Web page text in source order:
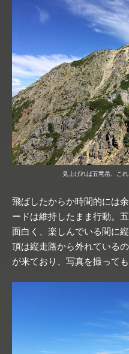
見上げれば五竜岳、こ
飛ばしたからか時間的には
ードは維持したまま行動。
面白く、楽しんでいる間に
頂は縦走路から外れている
が来ており、写真を撮っても